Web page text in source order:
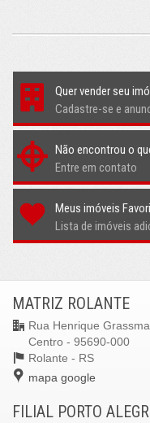
Quer vender seu
Cadastre-se e
Não encontrou o
Entre em contato
Meus imóveis
Lista de imóveis
MATRIZ ROLANTE
Rua Henrique
Centro - 95690-000
Rolante - RS
mapa google
FILIAL PORTO